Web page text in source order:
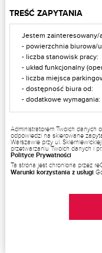
TREŚĆ ZAPYTANIA
Administratorem Twoich danych
odpowiedzi na skierowane
Warszawie przy ul.
przetwarzaniu Twoich danych i
Polityce Prywatności
Ta strona jest chroniona przez
Warunki korzystania z usługi